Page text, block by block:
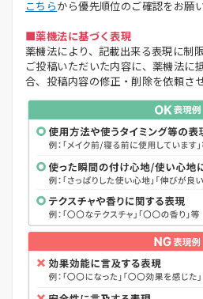
こちらから優先順位のご確認をお願
■薬機法に基づく表現
薬機法により、記載出来る表現に制
ご投稿いただいた内容に、薬機法に
合、投稿内容の修正・削除を依頼さ